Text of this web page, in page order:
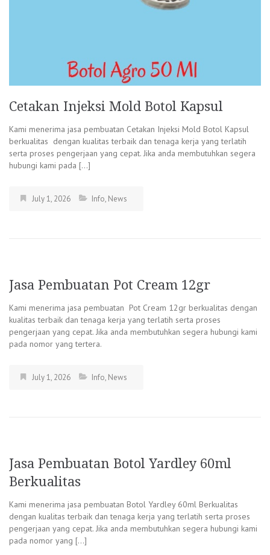
Cetakan Injeksi Mold Botol Kapsul
Kami menerima jasa pembuatan Cetakan Injeksi Mold Botol Kapsul
berkualitas dengan kualitas terbaik dan tenaga kerja yang terlatih
serta proses pengerjaan yang cepat. Jika anda membutuhkan segera
hubungi kami pada […]
July 1, 2026 Info, News
Jasa Pembuatan Pot Cream 12gr
Kami menerima jasa pembuatan Pot Cream 12gr berkualitas dengan
kualitas terbaik dan tenaga kerja yang terlatih serta proses
pengerjaan yang cepat. Jika anda membutuhkan segera hubungi kami
pada nomor yang tertera.
July 1, 2026 Info, News
Jasa Pembuatan Botol Yardley 60ml
Berkualitas
Kami menerima jasa pembuatan Botol Yardley 60ml Berkualitas
dengan kualitas terbaik dan tenaga kerja yang terlatih serta proses
pengerjaan yang cepat. Jika anda membutuhkan segera hubungi kami
pada nomor yang […]